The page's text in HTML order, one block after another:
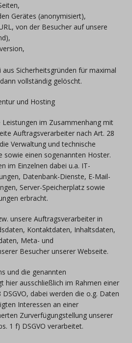
Gerätes (anonymisiert),
von der Besucher auf unsere
Sicherheitsgründen für maximal
vollständig gelöscht.
und Hosting
im Zusammenhang mit
Auftragsverarbeiter nach Art. 28
Verwaltung und technische
sowie einen sogenannten Hoster.
im Einzelnen dabei u.a. IT-
Datenbank-Dienste, E-Mail-
Server-Speicherplatz sowie
erbracht.
unsere Auftragsverarbeiter in
Kontaktdaten, Inhaltsdaten,
Meta- und
Besucher unserer Webseite.
und die genannten
hier ausschließlich im Rahmen einer
dabei werden die o.g. Daten
Interessen an einer
Zurverfügungstellung unserer
1 f) DSGVO verarbeitet.